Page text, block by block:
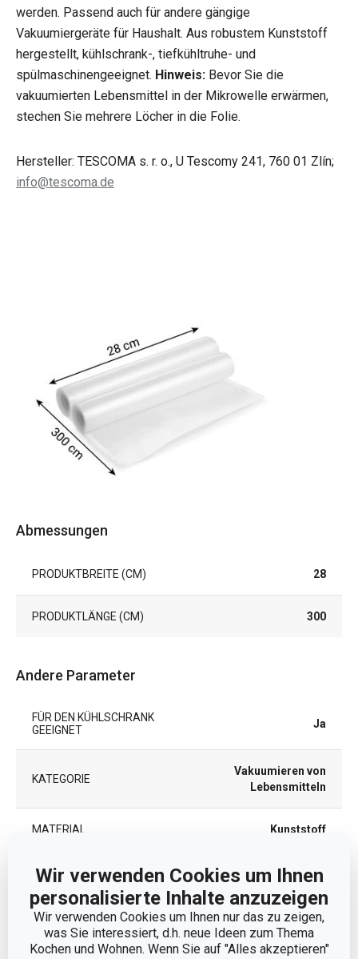
Wir verwenden Cookies um Ihnen
personalisierte Inhalte anzuzeigen
Wir verwenden Cookies um Ihnen nur das zu zeigen,
was Sie interessiert, d.h. neue Ideen zum Thema
Kochen und Wohnen. Wenn Sie auf "Alles akzeptieren"
werden. Passend auch für andere gängige
Vakuumiergeräte für Haushalt. Aus robustem Kunststoff
hergestellt, kühlschrank-, tiefkühltruhe- und
spülmaschinengeeignet. Hinweis: Bevor Sie die
vakuumierten Lebensmittel in der Mikrowelle erwärmen,
stechen Sie mehrere Löcher in die Folie.
Hersteller: TESCOMA s. r. o., U Tescomy 241, 760 01 Zlín;
info@tescoma.de
Abmessungen
PRODUKTBREITE (CM) 28
PRODUKTLÄNGE (CM) 300
Andere Parameter
FÜR DEN KÜHLSCHRANK
GEEIGNET
Ja
KATEGORIE
Vakuumieren von
Lebensmitteln
MATERIAL Kunststoff
MIKROWELLENGEEIGNET Ja
PRODUKTART Vakuumierfolie